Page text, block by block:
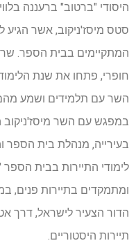
היסודי "ברטוב" ברעננה
סטס מיסז'ניקוב, אשר הגיע
המתקיימים בבית הספר. שר
חופרי, פתחו את שנת
השר עם תלמידים ושמע
במפגש עם השר
בעירייה, מנהלת בית
לימודי התיירות בבית
ומתמקדים בתיירות פנים,
הדור הצעיר לישראל, דרך
תיירות היסטוריים.